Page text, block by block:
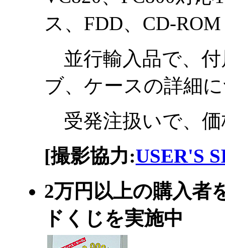
ス、FDD、CD-
並行輸入品で、付
ブ、ケースの詳細
受発注扱いで、価
[撮影協力:USER'S
2万円以上の購入者
ドくじを実施中